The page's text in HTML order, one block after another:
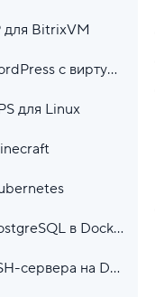
для BitrixVM
Перенос базы данных WordPress с виртуального хостинга в облако
для Linux
Установка и настройка PostgreSQL в Docker
Установка и настройка SSH-сервера на Debian